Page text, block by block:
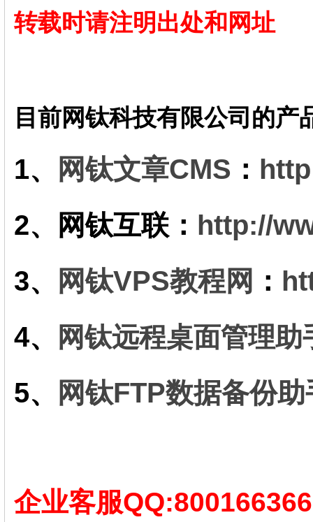
转载时请注明出处和网址
目前网钛科技有限公司的产
1、 网钛文章CMS ：
2、
网钛互联： http://
3、
网钛VPS教程网 ：
4、
网钛远程桌面管理助
5、 网钛FTP数据备份助
企业客服QQ:800166366